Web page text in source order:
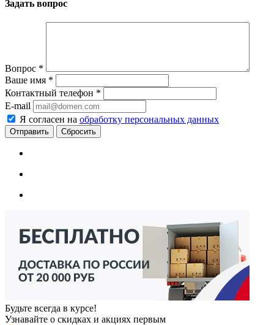
Задать вопрос
Вопрос *
Ваше имя *
Контактный телефон *
E-mail
Я согласен на обработку персональных данных
Сбросить
Будьте всегда в курсе!
Узнавайте о скидках и акциях первым